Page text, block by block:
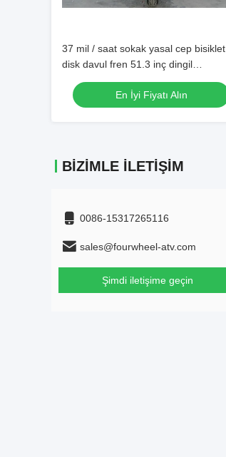
37 mil / saat sokak yasal cep bisiklet
disk davul fren 51.3 inç dingil
açıklığında
En İyi Fiyatı Alın
BIZIMLE İLETIŞIM
0086-15317265116
sales@fourwheel-atv.com
Şimdi iletişime geçin